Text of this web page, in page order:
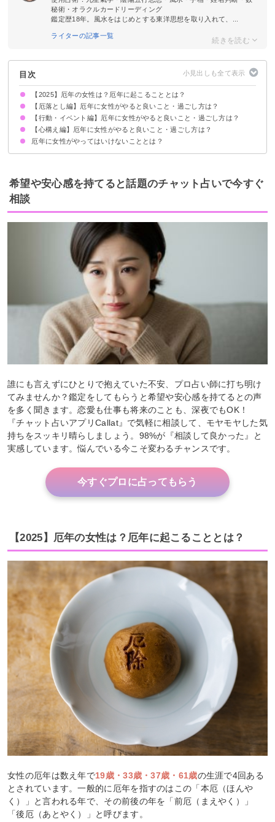
秘術・オラクルカードリーディング
鑑定歴18年。風水をはじめとする東洋思想を取り入れて、...
ライターの記事一覧
目次
【2025】厄年の女性は？厄年に起こることとは？
一般的に厄年に起こること
【厄落とし編】厄年に女性がやると良いこと・過ごし方は？
厄除・厄祓いを神社で受ける
吉方位に出かける
盛り塩をする
部屋の掃除をする
厄除けのパワーストーンを持つ
【行動・イベント編】厄年に女性がやると良いこと・過ごし方は？
出産する
じっくり計画を練る
会食に招く
ストレスを溜めない習慣を作る
【心構え編】厄年に女性がやると良いこと・過ごし方は？
健康管理に注意する
周囲の人に親切にする
リラックスを心がけて過ごす
厄年に女性がやってはいけないこととは？
希望や安心感を持てると話題のチャット占いで今すぐ
相談
誰にも言えずにひとりで抱えていた不安、プロ占い師に打ち明け
てみませんか？鑑定をしてもらうと希望や安心感を持てるとの声
を多く聞きます。恋愛も仕事も将来のことも、深夜でもOK！
『チャット占いアプリCallat』で気軽に相談して、モヤモヤした気
持ちをスッキリ晴らしましょう。98%が『相談して良かった』と
実感しています。悩んでいる今こそ変わるチャンスです。
今すぐプロに占ってもらう
【2025】厄年の女性は？厄年に起こることとは？
女性の厄年は数え年で19歳・33歳・37歳・61歳の生涯で4回ある
とされています。一般的に厄年を指すのはこの「本厄（ほんや
く）」と言われる年で、その前後の年を「前厄（まえやく）」
「後厄（あとやく）」と呼びます。